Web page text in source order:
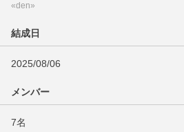
«den»
結成日
2025/08/06
メンバー
7名